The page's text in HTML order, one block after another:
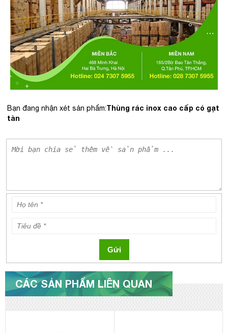
Bạn đang nhận xét sản phẩm:Thùng rác inox cao cấp có gạt
tàn
Gửi
CÁC SẢN PHẨM LIÊN QUAN